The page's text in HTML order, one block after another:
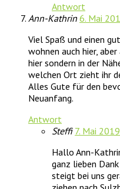
Antwort
Ann-Kathrin 6. Mai
Viel Spaß und einen
wohnen auch hier,
hier sondern in der
welchen Ort zieht ihr
Alles Gute für den
Neuanfang.
Antwort
Steffi 7. Mai
Hallo Ann-
ganz lieben
steigt bei uns